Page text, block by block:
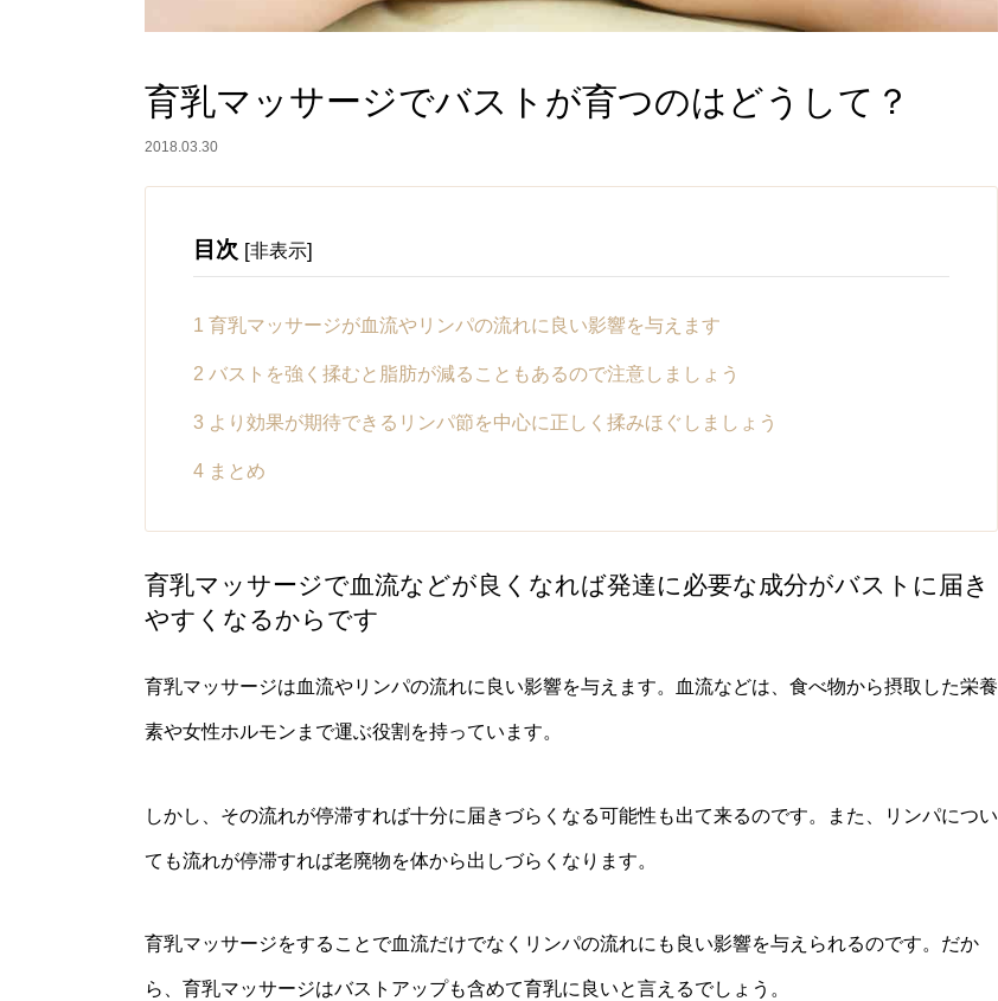
育乳マッサージでバストが育つのはどうして？
2018.03.30
目次 [非表示]
1 育乳マッサージが血流やリンパの流れに良い影響を与えます
2 バストを強く揉むと脂肪が減ることもあるので注意しましょう
3 より効果が期待できるリンパ節を中心に正しく揉みほぐしましょう
4 まとめ
育乳マッサージで血流などが良くなれば発達に必要な成分がバストに届き
やすくなるからです
育乳マッサージは血流やリンパの流れに良い影響を与えます。血流などは、食べ物から摂取した栄養
素や女性ホルモンまで運ぶ役割を持っています。
しかし、その流れが停滞すれば十分に届きづらくなる可能性も出て来るのです。また、リンパについ
ても流れが停滞すれば老廃物を体から出しづらくなります。
育乳マッサージをすることで血流だけでなくリンパの流れにも良い影響を与えられるのです。だか
ら、育乳マッサージはバストアップも含めて育乳に良いと言えるでしょう。